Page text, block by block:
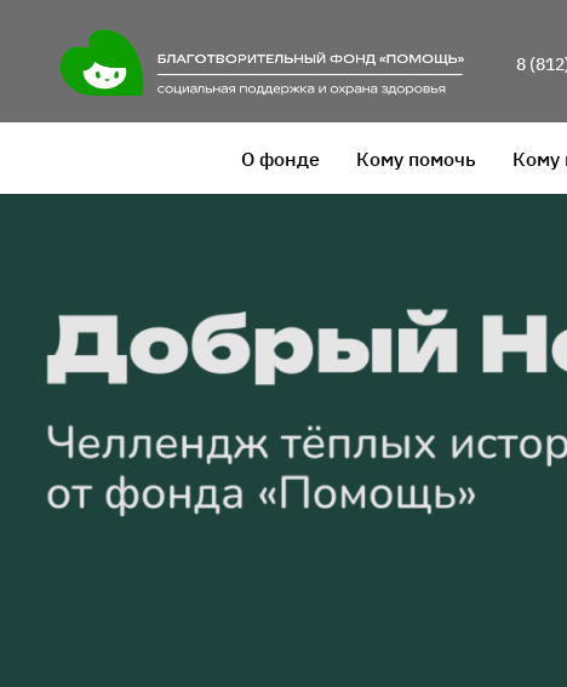
8
О фонде Кому помочь Кому